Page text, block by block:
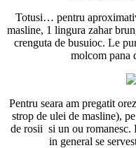
Totusi… pentru
masline, 1 lingura zahar
crenguta de busuioc. Le
molcom pana
Pentru seara am pregatit
strop de ulei de masline),
de rosii si un ou romanesc.
in general se